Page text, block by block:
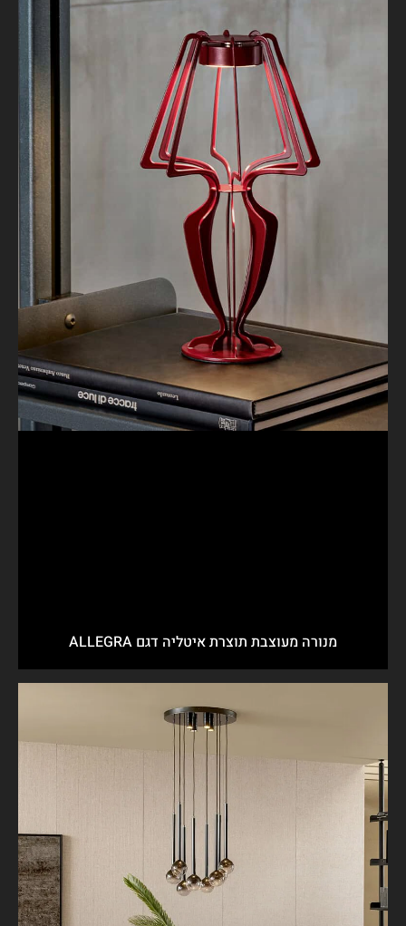
מנורה מעוצבת תוצרת איטליה דגם ALLEGRA